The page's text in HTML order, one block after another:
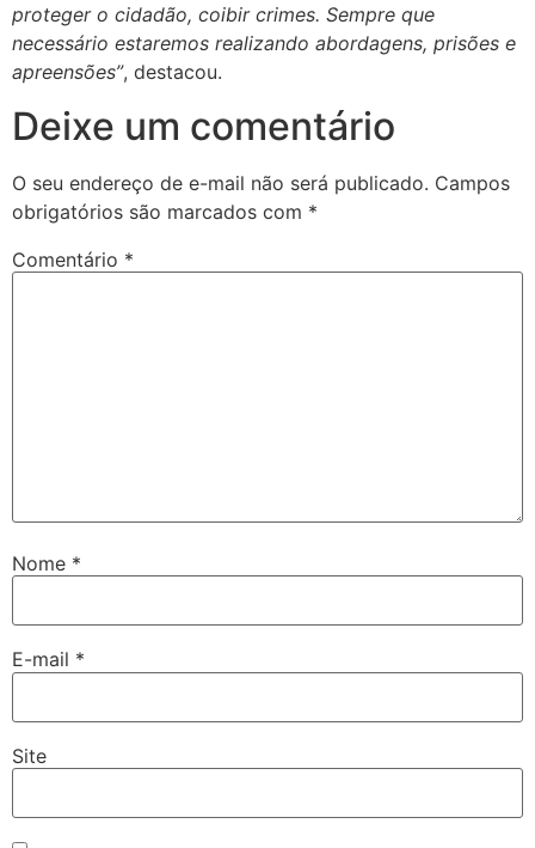
proteger o cidadão, coibir crimes. Sempre que
necessário estaremos realizando abordagens, prisões e
apreensões”, destacou.
Deixe um comentário
O seu endereço de e-mail não será publicado. Campos
obrigatórios são marcados com *
Comentário *
Nome *
E-mail *
Site